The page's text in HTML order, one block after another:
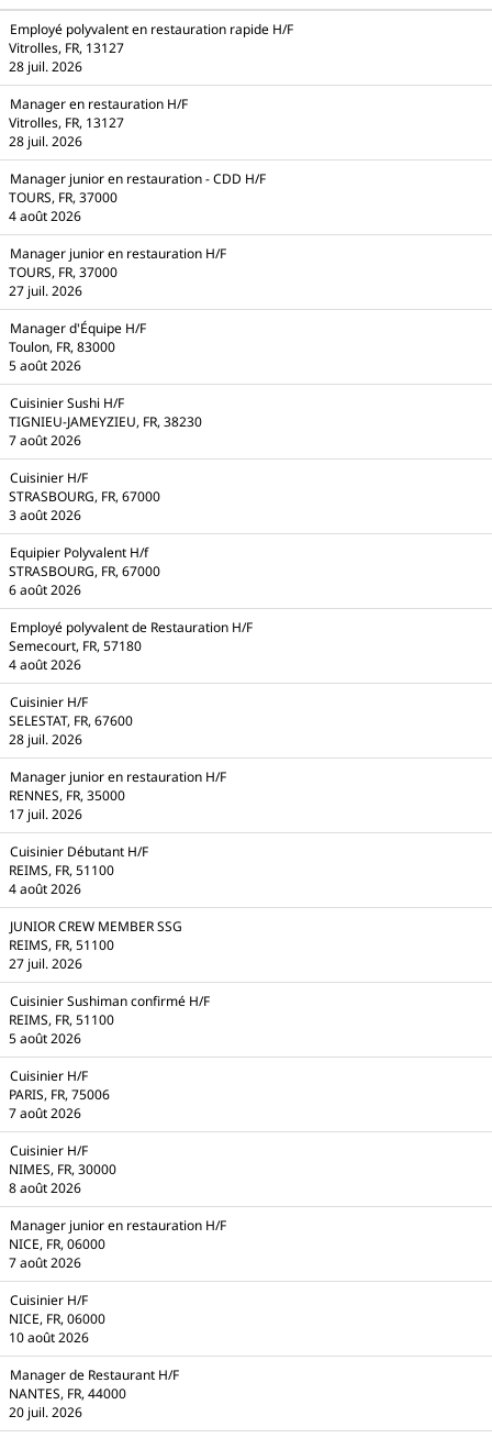
Employé polyvalent en restauration rapide H/F
Vitrolles, FR, 13127
28 juil. 2026
Manager en restauration H/F
Vitrolles, FR, 13127
28 juil. 2026
Manager junior en restauration - CDD H/F
TOURS, FR, 37000
4 août 2026
Manager junior en restauration H/F
TOURS, FR, 37000
27 juil. 2026
Manager d'Équipe H/F
Toulon, FR, 83000
5 août 2026
Cuisinier Sushi H/F
TIGNIEU-JAMEYZIEU, FR, 38230
7 août 2026
Cuisinier H/F
STRASBOURG, FR, 67000
3 août 2026
Equipier Polyvalent H/f
STRASBOURG, FR, 67000
6 août 2026
Employé polyvalent de Restauration H/F
Semecourt, FR, 57180
4 août 2026
Cuisinier H/F
SELESTAT, FR, 67600
28 juil. 2026
Manager junior en restauration H/F
RENNES, FR, 35000
17 juil. 2026
Cuisinier Débutant H/F
REIMS, FR, 51100
4 août 2026
JUNIOR CREW MEMBER SSG
REIMS, FR, 51100
27 juil. 2026
Cuisinier Sushiman confirmé H/F
REIMS, FR, 51100
5 août 2026
Cuisinier H/F
PARIS, FR, 75006
7 août 2026
Cuisinier H/F
NIMES, FR, 30000
8 août 2026
Manager junior en restauration H/F
NICE, FR, 06000
7 août 2026
Cuisinier H/F
NICE, FR, 06000
10 août 2026
Manager de Restaurant H/F
NANTES, FR, 44000
20 juil. 2026